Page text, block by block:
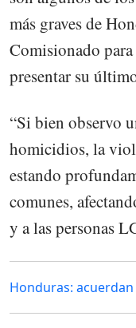
más graves de
Comisionado
presentar su
“Si bien observo
homicidios, la
estando
comunes,
y a las personas
Honduras: